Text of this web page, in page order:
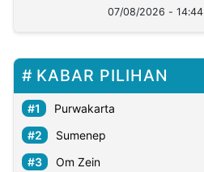
07/08/2026 - 14:44
KABAR PILIHAN
Purwakarta
Sumenep
Om Zein